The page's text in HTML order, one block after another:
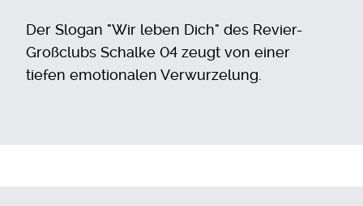
Der Slogan "Wir leben Dich" des Revier-
Großclubs Schalke 04 zeugt von einer
tiefen emotionalen Verwurzelung.